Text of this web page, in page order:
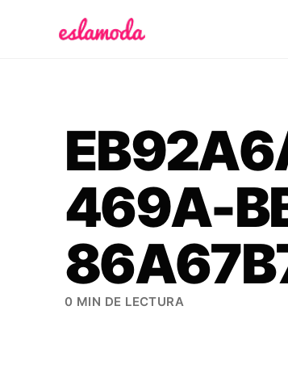
469A-
0 MIN DE LECTURA